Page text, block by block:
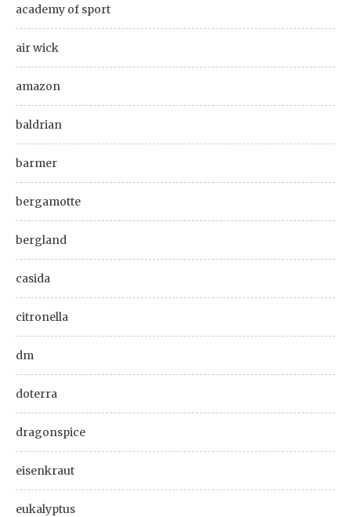
academy of sport
air wick
amazon
baldrian
barmer
bergamotte
bergland
casida
citronella
dm
doterra
dragonspice
eisenkraut
eukalyptus